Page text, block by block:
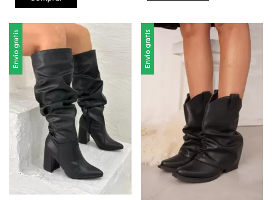
Envío gratis Envío gratis